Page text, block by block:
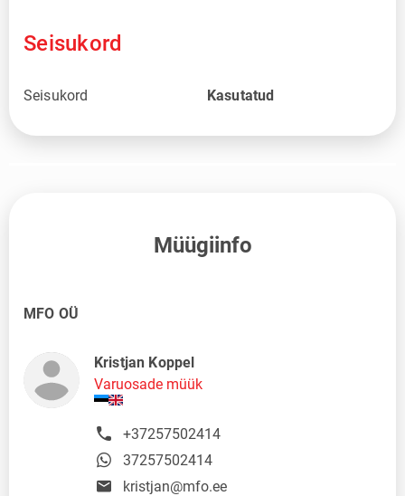
Seisukord
Seisukord Kasutatud
Müügiinfo
MFO OÜ
Kristjan Koppel
Varuosade müük
+37257502414
37257502414
kristjan@mfo.ee